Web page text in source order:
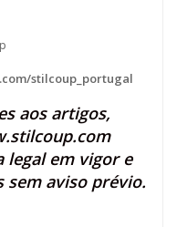
stilcoup_portugal
aos artigos,
legal em vigor e
sem aviso prévio.